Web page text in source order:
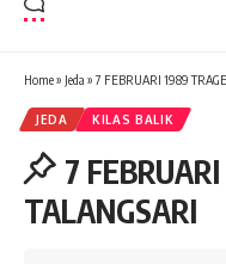
Home» Jeda »7 FEBRUARI 1989
JEDA KILAS BALIK
7
TALANGSARI